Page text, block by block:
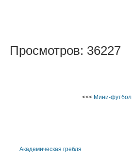
Просмотров: 36227
<<< Мини-футбол
Академическая гребля